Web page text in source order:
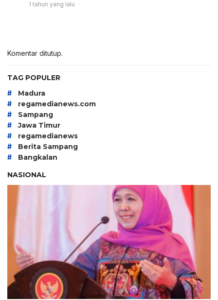
1 tahun yang lalu
Komentar ditutup.
TAG POPULER
# Madura
# regamedianews.com
# Sampang
# Jawa Timur
# regamedianews
# Berita Sampang
#
Bangkalan
NASIONAL